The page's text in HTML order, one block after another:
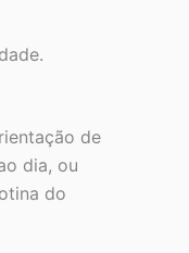
de
dia, ou
do